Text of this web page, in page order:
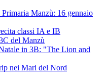
Manzù: 16 gennaio
classi IA e IB
del Manzù
in 3B: "The Lion and
nei Mari del Nord